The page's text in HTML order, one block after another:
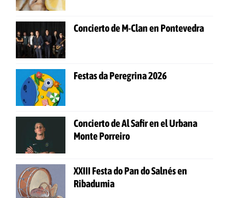
Concierto de M-Clan en Pontevedra
Festas da Peregrina 2026
Concierto de Al Safir en el Urbana
Monte Porreiro
XXIII Festa do Pan do Salnés en
Ribadumia